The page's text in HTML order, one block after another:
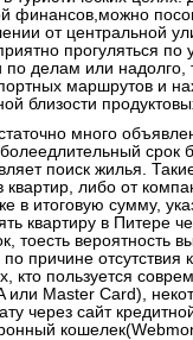
финансов,можно
от центральной
прогуляться
делам или надолго,
маршрутов и
близости
много
срок
поиск жилья.
квартир, либо от
в итоговую сумму,
квартиру в Питере
тоесть вероятность
причине отсутствия
кто пользуется
или Master Card),
через сайт